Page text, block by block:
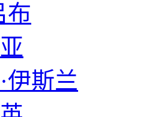
布
伊斯兰